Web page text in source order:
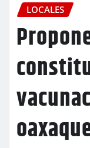
LOCALES